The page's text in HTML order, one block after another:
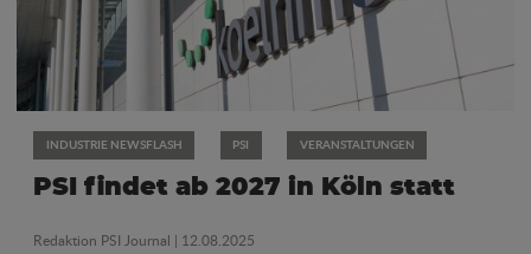
INDUSTRIE NEWSFLASH PSI VERANSTALTUNGEN
PSI findet ab 2027 in Köln statt
Redaktion PSI Journal | 12.08.2025